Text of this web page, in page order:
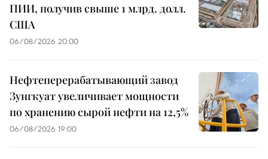
ПИИ, получив свыше 1 млрд. долл.
США
06/08/2026 20:00
Нефтеперерабатывающий завод
Зунгкуат увеличивает мощности
по хранению сырой нефти на 12,5%
06/08/2026 19:00